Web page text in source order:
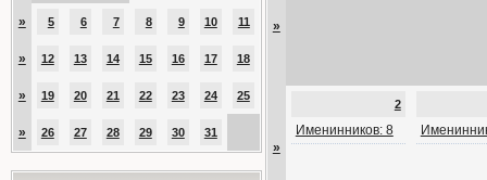
» 5 6 7 8 9 10 11
» 12 13 14 15 16 17 18
» 19 20 21 22 23 24 25
» 26 27 28 29 30 31
»
»
2
Именинников: 8